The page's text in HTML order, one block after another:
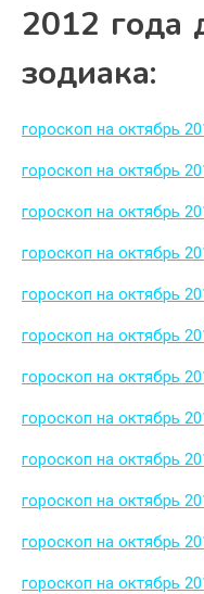
2012 года
зодиака:
гороскоп на октябрь
гороскоп на октябрь
гороскоп на октябрь
гороскоп на октябрь
гороскоп на октябрь
гороскоп на октябрь
гороскоп на октябрь
гороскоп на октябрь
гороскоп на октябрь
гороскоп на октябрь
гороскоп на октябрь
гороскоп на октябрь